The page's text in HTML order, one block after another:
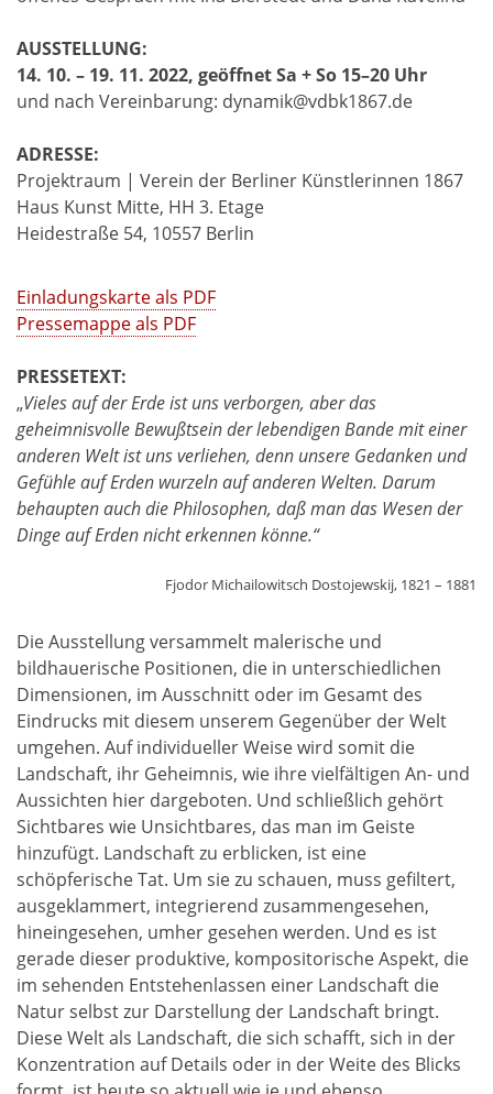
AUSSTELLUNG:
14. 10. – 19. 11. 2022, geöffnet Sa + So 15–20 Uhr
und nach Vereinbarung: dynamik@vdbk1867.de
ADRESSE:
Projektraum | Verein der Berliner Künstlerinnen 1867
Haus Kunst Mitte, HH 3. Etage
Heidestraße 54, 10557 Berlin
Einladungskarte als PDF
Pressemappe als PDF
PRESSETEXT:
„Vieles auf der Erde ist uns verborgen, aber das
geheimnisvolle Bewußtsein der lebendigen Bande mit einer
anderen Welt ist uns verliehen, denn unsere Gedanken und
Gefühle auf Erden wurzeln auf anderen Welten. Darum
behaupten auch die Philosophen, daß man das Wesen der
Dinge auf Erden nicht erkennen könne.“
Fjodor Michailowitsch Dostojewskij, 1821 – 1881
Die Ausstellung versammelt malerische und
bildhauerische Positionen, die in unterschiedlichen
Dimensionen, im Ausschnitt oder im Gesamt des
Eindrucks mit diesem unserem Gegenüber der Welt
umgehen. Auf individueller Weise wird somit die
Landschaft, ihr Geheimnis, wie ihre vielfältigen An- und
Aussichten hier dargeboten. Und schließlich gehört
Sichtbares wie Unsichtbares, das man im Geiste
hinzufügt. Landschaft zu erblicken, ist eine
schöpferische Tat. Um sie zu schauen, muss gefiltert,
ausgeklammert, integrierend zusammengesehen,
hineingesehen, umher gesehen werden. Und es ist
gerade dieser produktive, kompositorische Aspekt, die
im sehenden Entstehenlassen einer Landschaft die
Natur selbst zur Darstellung der Landschaft bringt.
Diese Welt als Landschaft, die sich schafft, sich in der
Konzentration auf Details oder in der Weite des Blicks